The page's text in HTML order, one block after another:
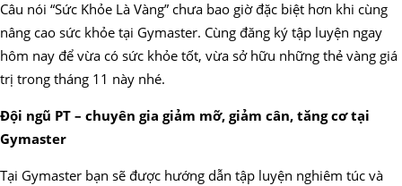
Câu nói “Sức Khỏe Là Vàng” chưa bao giờ đặc biệt hơn khi cùng
nâng cao sức khỏe tại Gymaster. Cùng đăng ký tập luyện ngay
hôm nay để vừa có sức khỏe tốt, vừa sở hữu những thẻ vàng giá
trị trong tháng 11 này nhé.
Đội ngũ PT – chuyên gia giảm mỡ, giảm cân, tăng cơ tại
Gymaster
Tại Gymaster bạn sẽ được hướng dẫn tập luyện nghiêm túc và